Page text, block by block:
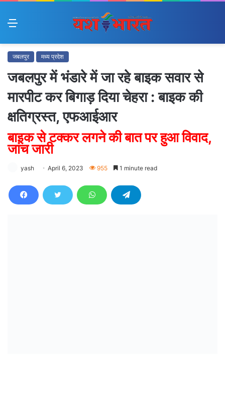
Menu
जबलपुर मध्य प्रदेश
जबलपुर में भंडारे में जा रहे बाइक सवार से
मारपीट कर बिगाड़ दिया चेहरा : बाइक की
क्षतिग्रस्त, एफआईआर
बाइक से टक्कर लगने की बात पर हुआ विवाद,
जांच जारी
yash April 6, 2023 955 1 minute read